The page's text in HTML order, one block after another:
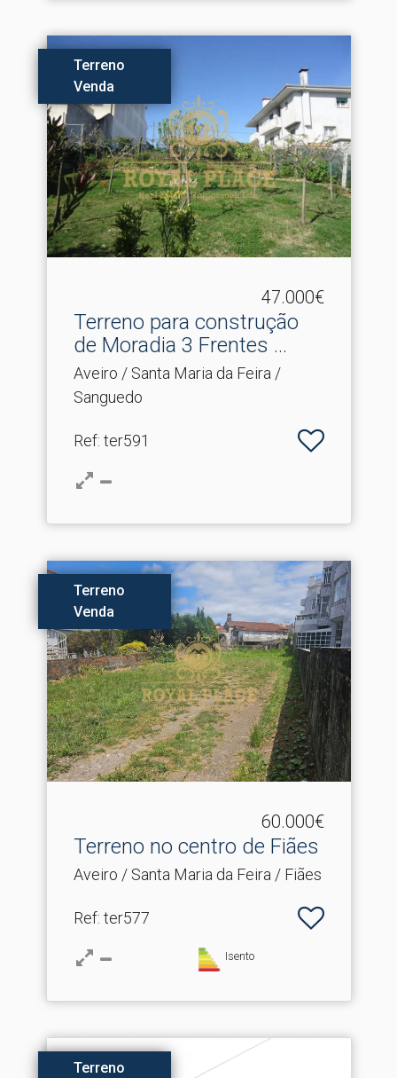
Terreno
Venda
47.000€
Terreno para construção
de Moradia 3 Frentes .​..
Aveiro / Santa Maria da Feira /
Sanguedo
Ref: ter591
Terreno
Venda
60.000€
Terreno no centro de Fiães
Aveiro / Santa Maria da Feira / Fiães
Ref: ter577
Isento
Terreno